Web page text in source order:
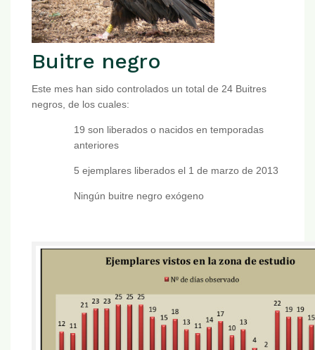
Buitre negro
Este mes han sido controlados un total de 24 Buitres
negros, de los cuales:
19 son liberados o nacidos en temporadas
anteriores
5 ejemplares liberados el 1 de marzo de 2013
Ningún buitre negro exógeno